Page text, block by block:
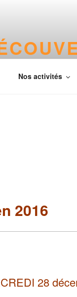
Nos activités
2016
28